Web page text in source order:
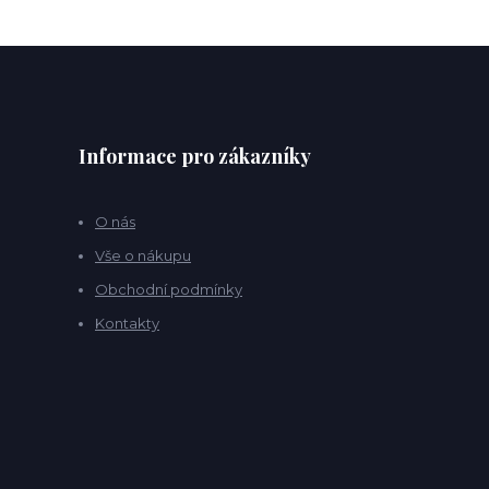
Informace pro zákazníky
O nás
Vše o nákupu
Obchodní podmínky
Kontakty